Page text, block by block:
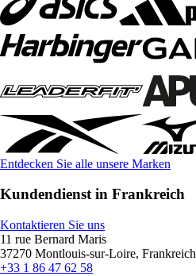
Entdecken Sie alle unsere Marken
Kundendienst in Frankreich
Kontaktieren Sie uns
11 rue Bernard Maris
37270 Montlouis-sur-Loire, Frankreich
+33 1 86 47 62 58